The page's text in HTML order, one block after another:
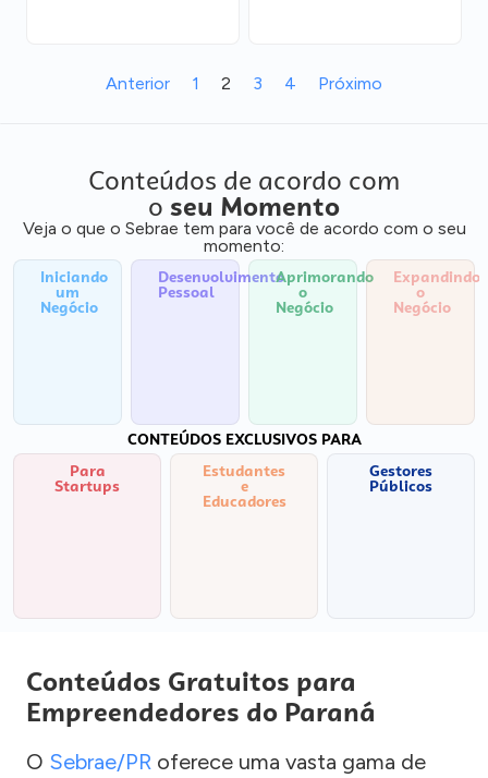
Anterior 1 2 3 4 Próximo
Conteúdos de acordo com
o seu Momento
Veja o que o Sebrae tem para você de acordo com o seu
momento:
Iniciando
um
Negócio
Desenvolvimento
Pessoal
Aprimorando
o
Negócio
Expandindo
o
Negócio
CONTEÚDOS EXCLUSIVOS PARA
Para
Startups
Estudantes
e
Educadores
Gestores
Públicos
Conteúdos Gratuitos para
Empreendedores do Paraná
O Sebrae/PR oferece uma vasta gama de